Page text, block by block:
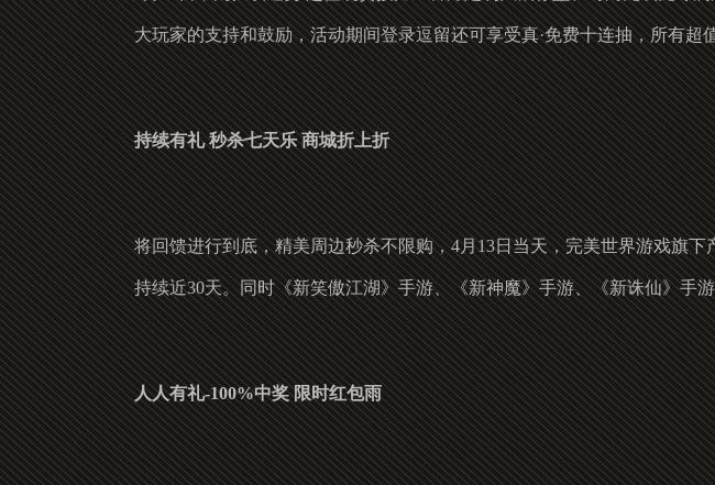
大玩家的支持和鼓励，活动期间登录逗留还可享受真·免费十连抽，所有超
持续有礼 秒杀七天乐 商城折上折
将回馈进行到底，精美周边秒杀不限购，4月13日当天，完美世界游戏旗
持续近30天。同时《新笑傲江湖》手游、《新神魔》手游、《新诛仙》手
人人有礼-100%中奖 限时红包雨